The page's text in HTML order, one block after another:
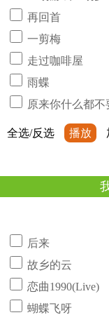
再回首
一剪梅
走过咖啡屋
雨蝶
原来你什么都不
全选/反选 播放
后来
故乡的云
恋曲1990(Live)
蝴蝶飞呀